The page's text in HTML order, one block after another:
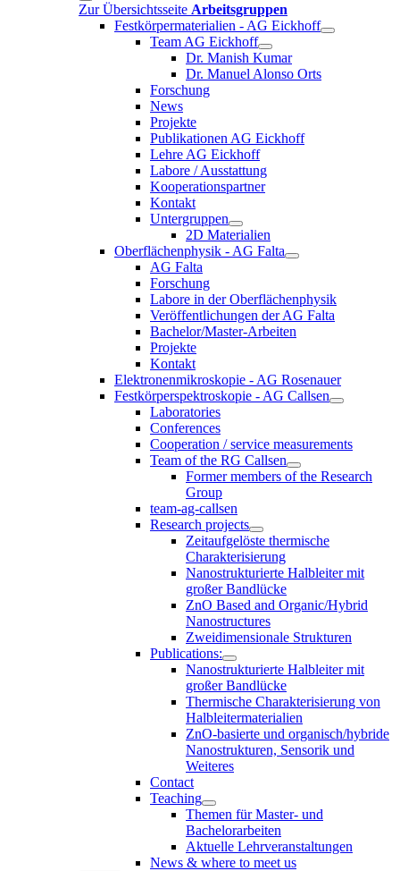
Zur Übersichtsseite Arbeitsgruppen
Festkörpermaterialien - AG Eickhoff
Team AG Eickhoff
Dr. Manish Kumar
Dr. Manuel Alonso Orts
Forschung
News
Projekte
Publikationen AG Eickhoff
Lehre AG Eickhoff
Labore / Ausstattung
Kooperationspartner
Kontakt
Untergruppen
2D Materialien
Oberflächenphysik - AG Falta
AG Falta
Forschung
Labore in der Oberflächenphysik
Veröffentlichungen der AG Falta
Bachelor/Master-Arbeiten
Projekte
Kontakt
Elektronenmikroskopie - AG Rosenauer
Festkörperspektroskopie - AG Callsen
Laboratories
Conferences
Cooperation / service measurements
Team of the RG Callsen
Former members of the Research
Group
team-ag-callsen
Research projects
Zeitaufgelöste thermische
Charakterisierung
Nanostrukturierte Halbleiter mit
großer Bandlücke
ZnO Based and Organic/Hybrid
Nanostructures
Zweidimensionale Strukturen
Publications:
Nanostrukturierte Halbleiter mit
großer Bandlücke
Thermische Charakterisierung von
Halbleitermaterialien
ZnO-basierte und organisch/hybride
Nanostrukturen, Sensorik und
Weiteres
Contact
Teaching
Themen für Master- und
Bachelorarbeiten
Aktuelle Lehrveranstaltungen
News & where to meet us